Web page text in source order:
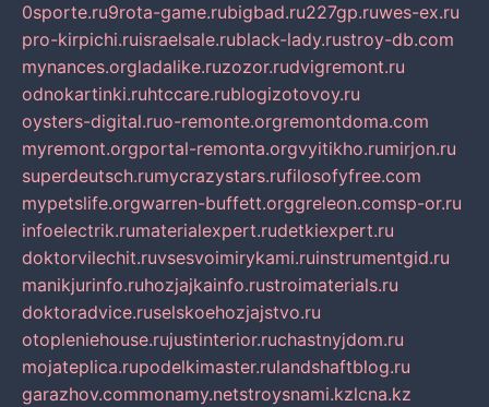
0sporte.ru9rota-game.rubigbad.ru227gp.ruwes-ex.ru
pro-kirpichi.ruisraelsale.rublack-lady.rustroy-db.com
mynances.orgladalike.ruzozor.rudvigremont.ru
odnokartinki.ruhtccare.rublogizotovoy.ru
oysters-digital.ruo-remonte.orgremontdoma.com
myremont.orgportal-remonta.orgvyitikho.rumirjon.ru
superdeutsch.rumycrazystars.rufilosofyfree.com
mypetslife.orgwarren-buffett.orggreleon.comsp-or.ru
infoelectrik.rumaterialexpert.rudetkiexpert.ru
doktorvilechit.ruvsesvoimirykami.ruinstrumentgid.ru
manikjurinfo.ruhozjajkainfo.rustroimaterials.ru
doktoradvice.ruselskoehozjajstvo.ru
otopleniehouse.rujustinterior.ruchastnyjdom.ru
mojateplica.rupodelkimaster.rulandshaftblog.ru
garazhov.commonamy.netstroysnami.kzlcna.kz